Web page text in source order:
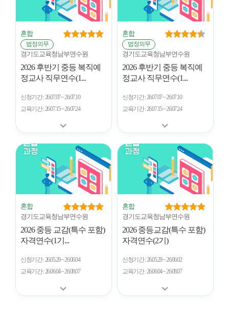
혼합
법정의무
경기도교육청남부연수원
2026 후반기 중등 복직예
정교사 직무연수(1...
신청기간 26.07.07 ~ 26.07.10
교육기간 26.07.15 ~ 26.07.24
혼합
법정의무
경기도교육청남부연수원
2026 후반기 중등 복직예
정교사 직무연수(1...
신청기간 26.07.07 ~ 26.07.10
교육기간 26.07.15 ~ 26.07.24
혼합
경기도교육청남부연수원
2026 중등 교감(특수 포함)
자격연수(1기...
신청기간 26.05.29 ~ 26.06.04
교육기간 26.06.04 ~ 26.08.07
혼합
경기도교육청남부연수원
2026 중등교감(특수 포함)
자격연수(2기)
신청기간 26.05.29 ~ 26.06.02
교육기간 26.06.04 ~ 26.08.07